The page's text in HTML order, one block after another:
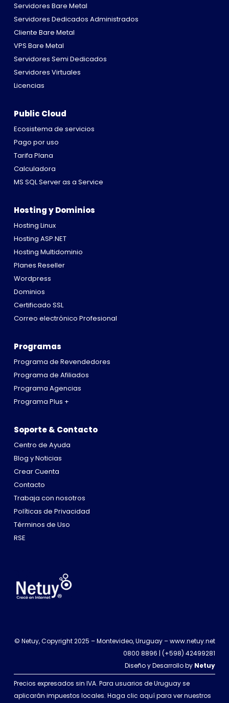
Servidores Bare Metal
Servidores Dedicados Administrados
Cliente Bare Metal
VPS Bare Metal
Servidores Semi Dedicados
Servidores Virtuales
Licencias
Public Cloud
Ecosistema de servicios
Pago por uso
Tarifa Plana
Calculadora
MS SQL Server as a Service
Hosting y Dominios
Hosting Linux
Hosting ASP.NET
Hosting Multidominio
Planes Reseller
Wordpress
Dominios
Certificado SSL
Correo electrónico Profesional
Programas
Programa de Revendedores
Programa de Afiliados
Programa Agencias
Programa Plus +
Soporte & Contacto
Centro de Ayuda
Blog y Noticias
Crear Cuenta
Contacto
Trabaja con nosotros
Políticas de Privacidad
Términos de Uso
RSE
© Netuy, Copyright 2025 – Montevideo, Uruguay –www.netuy.net
0800 8896 |(+598) 42499281
Diseño y Desarrollo by Netuy
Precios expresados sin IVA. Para usuarios de Uruguay se
aplicarán impuestos locales. Haga clic aquí para ver nuestros